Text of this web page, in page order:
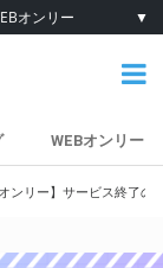
オンリー ▼
WEBオンリー
ンリー】サービス終了の